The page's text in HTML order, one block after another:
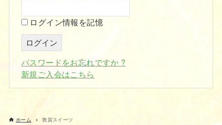
ログイン情報を記憶
パスワードをお忘れですか ?
新規ご入会はこちら
ホーム 敦賀スイーツ